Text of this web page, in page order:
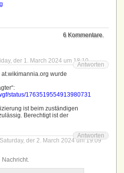
6 Kommentare.
der 1. March 2024 um 18:10
at.wikimannia.org wurde
status/1763519554913980731
ist beim zuständigen
Berechtigt ist der
Antworten
Saturday, der 2. March 2024 um 19:09
Nachricht.
Antworten